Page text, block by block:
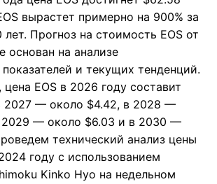
вырастет примерно на 900% за
Прогноз на стоимость EOS от
основан на анализе
и текущих тенденций.
EOS в 2026 году составит
2027 — около $4.42, в 2028 —
2029 — около $6.03 и в 2030 —
технический анализ цены
году с использованием
Kinko Hyo на недельном